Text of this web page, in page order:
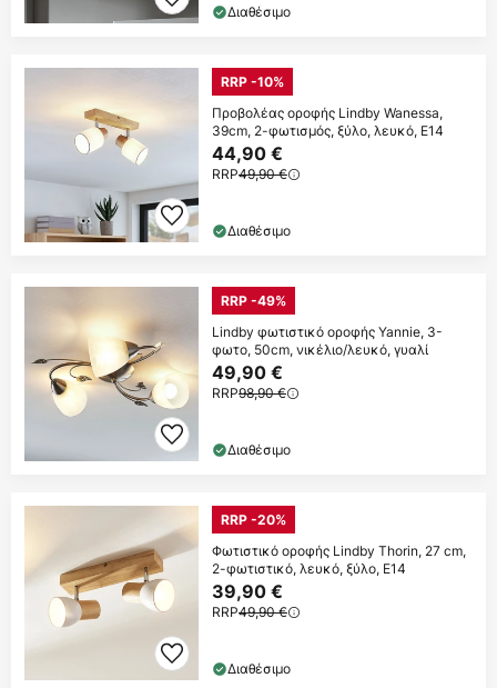
Διαθέσιμο
RRP -10%
Προβολέας οροφής Lindby Wanessa,
39cm, 2-φωτισμός, ξύλο, λευκό, E14
44,90 €
RRP49,90 €
Διαθέσιμο
RRP -49%
Lindby φωτιστικό οροφής Yannie, 3-
φωτο, 50cm, νικέλιο/λευκό, γυαλί
49,90 €
RRP98,90 €
Διαθέσιμο
RRP -20%
Φωτιστικό οροφής Lindby Thorin, 27 cm,
2-φωτιστικό, λευκό, ξύλο, E14
39,90 €
RRP49,90 €
Διαθέσιμο